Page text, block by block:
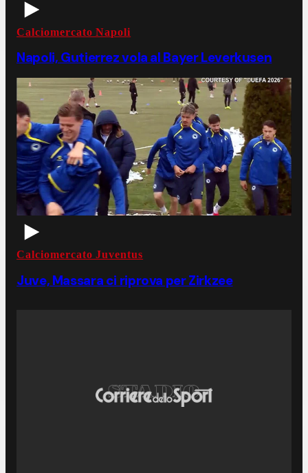
Calciomercato Napoli
Napoli, Gutierrez vola al Bayer Leverkusen
Calciomercato Juventus
Juve, Massara ci riprova per Zirkzee